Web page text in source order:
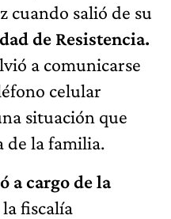
cuando salió de su
de Resistencia.
a comunicarse
celular
situación que
de la familia.
a cargo de la
fiscalía